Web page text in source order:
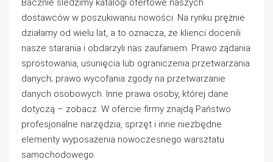
Bacznie śledzimy katalogi ofertowe naszych
dostawców w poszukiwaniu nowości. Na rynku prężnie
działamy od wielu lat, a to oznacza, że klienci docenili
nasze starania i obdarzyli nas zaufaniem. Prawo żądania
sprostowania, usunięcia lub ograniczenia przetwarzania
danych; prawo wycofania zgody na przetwarzanie
danych osobowych. Inne prawa osoby, której dane
dotyczą – zobacz. W ofercie firmy znajdą Państwo
profesjonalne narzędzia, sprzęt i inne niezbędne
elementy wyposażenia nowoczesnego warsztatu
samochodowego.